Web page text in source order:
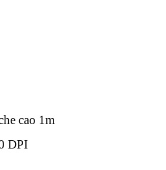
cao 1m
DPI